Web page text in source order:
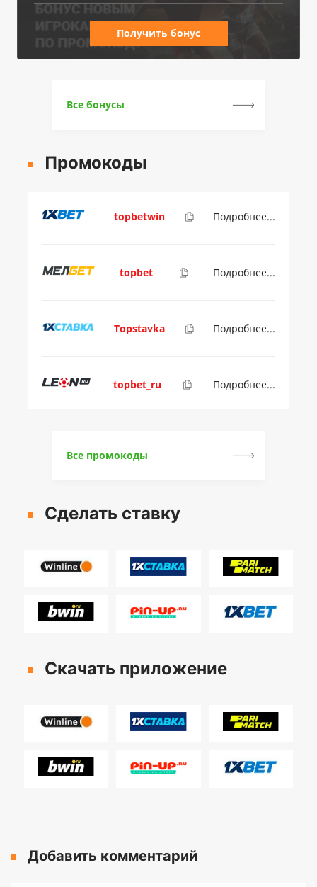
Получить бонус
Все бонусы
Промокоды
topbetwin Подробнее...
topbet Подробнее...
Topstavka Подробнее...
topbet_ru Подробнее...
Все промокоды
Сделать ставку
Скачать приложение
Добавить комментарий